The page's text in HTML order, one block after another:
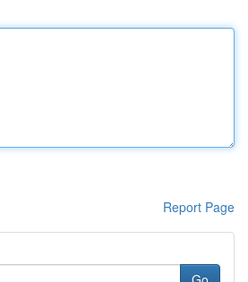
Report Page